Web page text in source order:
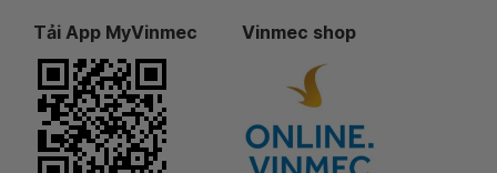
Tải App MyVinmec Vinmec shop